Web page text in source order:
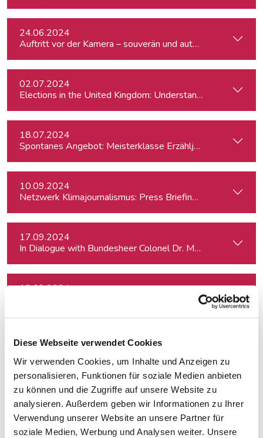
Diese Webseite verwendet Cookies
Wir verwenden Cookies, um Inhalte und Anzeigen zu
personalisieren, Funktionen für soziale Medien anbieten
zu können und die Zugriffe auf unsere Website zu
analysieren. Außerdem geben wir Informationen zu Ihrer
Verwendung unserer Website an unsere Partner für
soziale Medien, Werbung und Analysen weiter. Unsere
24.06.2024
Auftritt vor der Kamera – souverän und authentisch
02.07.2024
Elections in the United Kingdom: Understanding Voters’
18.07.2024
Spontanes Angebot: Meisterklasse Erzähljournalismus –
10.09.2024
Netzwerk Klimajournalismus: Press Briefing zur
17.09.2024
In Dialogue with Bundesheer Colonel Dr. Markus Reisner -
18.09.2024
Election Results in Eastern Germany:
20.09.2024
24.09.2024
Schöner schreiben, leichter schreiben.